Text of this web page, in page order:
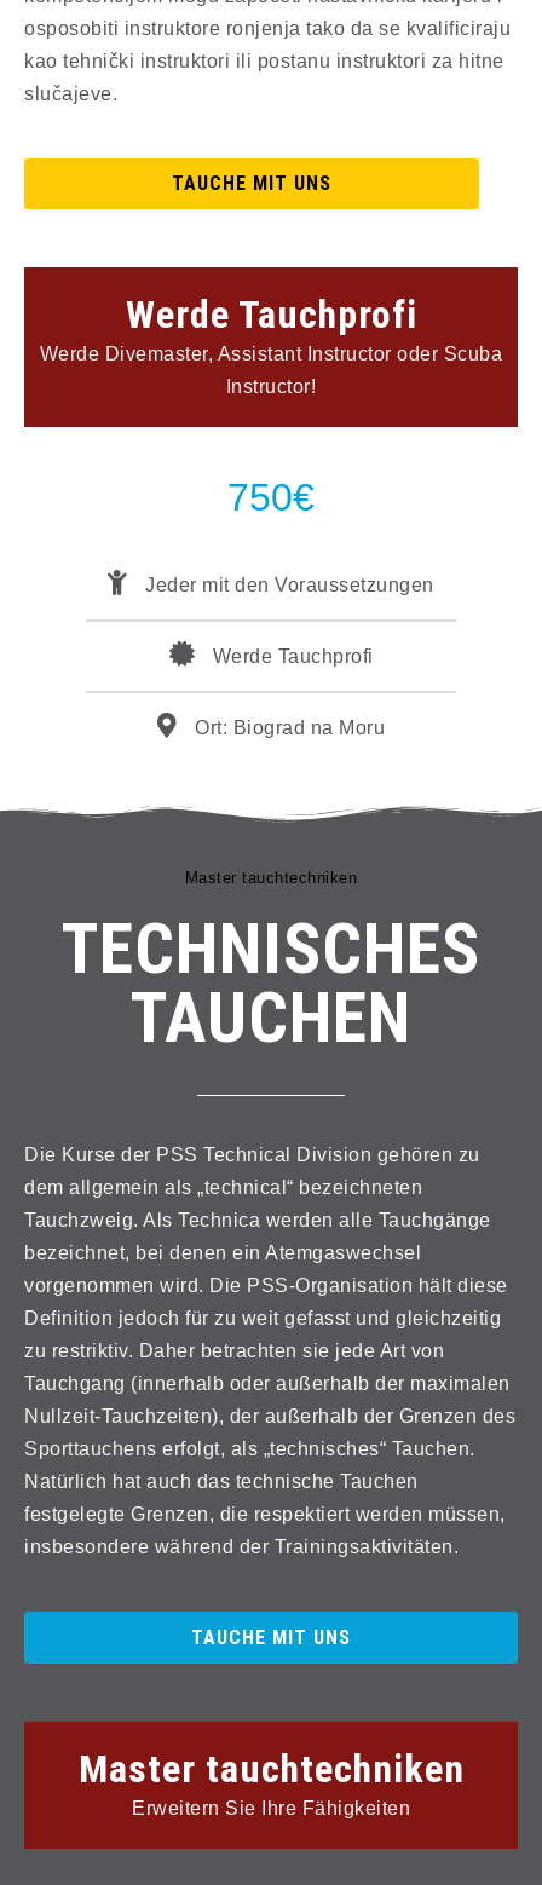
osposobiti instruktore ronjenja tako da se kvalificiraju
kao tehnički instruktori ili postanu instruktori za hitne
slučajeve.
TAUCHE MIT UNS
Werde Tauchprofi
Werde Divemaster, Assistant Instructor oder Scuba
Instructor!
750€
Jeder mit den Voraussetzungen
Werde Tauchprofi
Ort: Biograd na Moru
Master tauchtechniken
Erweitern Sie Ihre Fähigkeiten
Master tauchtechniken
TECHNISCHES
TAUCHEN
Die Kurse der PSS Technical Division gehören zu
dem allgemein als „technical“ bezeichneten
Tauchzweig. Als Technica werden alle Tauchgänge
bezeichnet, bei denen ein Atemgaswechsel
vorgenommen wird. Die PSS-Organisation hält diese
Definition jedoch für zu weit gefasst und gleichzeitig
zu restriktiv. Daher betrachten sie jede Art von
Tauchgang (innerhalb oder außerhalb der maximalen
Nullzeit-Tauchzeiten), der außerhalb der Grenzen des
Sporttauchens erfolgt, als „technisches“ Tauchen.
Natürlich hat auch das technische Tauchen
festgelegte Grenzen, die respektiert werden müssen,
insbesondere während der Trainingsaktivitäten.
TAUCHE MIT UNS